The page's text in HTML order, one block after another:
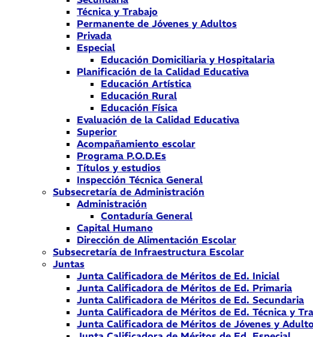
Técnica y Trabajo
Permanente de Jóvenes y Adultos
Privada
Especial
Educación Domiciliaria y Hospitalaria
Planificación de la Calidad Educativa
Educación Artística
Educación Rural
Educación Física
Evaluación de la Calidad Educativa
Superior
Acompañamiento escolar
Programa P.O.D.Es
Títulos y estudios
Inspección Técnica General
Subsecretaría de Administración
Administración
Contaduría General
Capital Humano
Dirección de Alimentación Escolar
Subsecretaría de Infraestructura Escolar
Juntas
Junta Calificadora de Méritos de Ed. Inicial
Junta Calificadora de Méritos de Ed. Primaria
Junta Calificadora de Méritos de Ed. Secundaria
Junta Calificadora de Méritos de Ed. Técnica y
Junta Calificadora de Méritos de Jóvenes y